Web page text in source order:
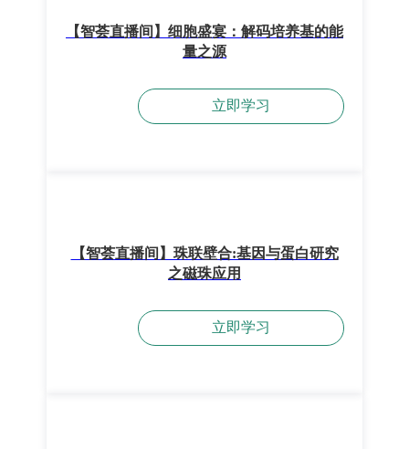
【智荟直播间】细胞盛宴：解码培养基的能
量之源
立即学习
【智荟直播间】珠联壁合:基因与蛋白研究
之磁珠应用
立即学习